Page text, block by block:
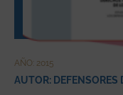
AÑO: 2015
AUTOR: DEFENSORES